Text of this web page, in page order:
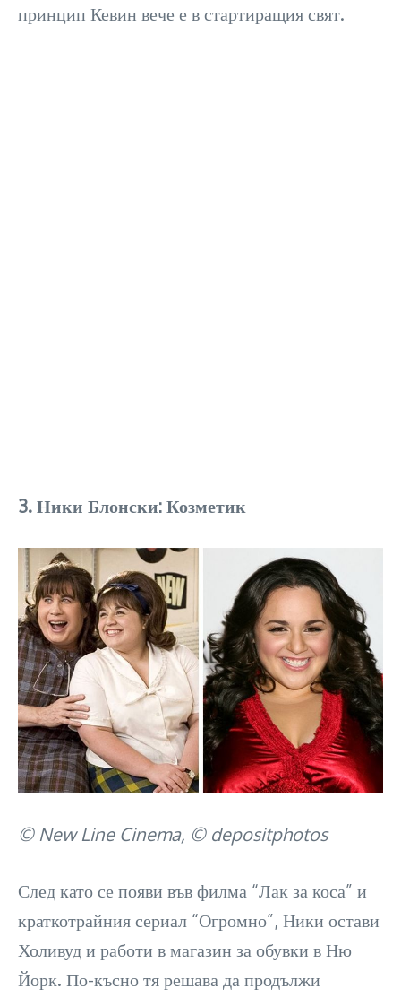
принцип Кевин вече е в стартиращия свят.
3. Ники Блонски: Козметик
© New Line Cinema, © depositphotos
След като се появи във филма “Лак за коса” и
краткотрайния сериал “Огромно”, Ники остави
Холивуд и работи в магазин за обувки в Ню
Йорк. По-късно тя решава да продължи